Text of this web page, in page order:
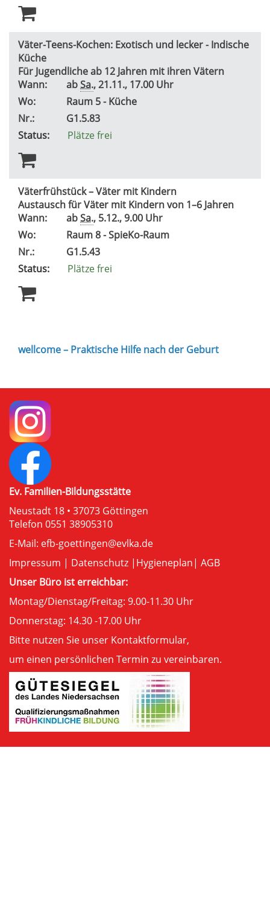
Väter-Teens-Kochen: Exotisch und lecker - Indische
Küche
Für Jugendliche ab 12 Jahren mit ihren Vätern
Wann:
abSa., 21.11., 17.00 Uhr
Wo:
Raum 5 - Küche
Nr.:
G1.5.83
Status:
Plätze frei
Väterfrühstück – Väter mit Kindern
Austausch für Väter mit Kindern von 1–6 Jahren
Wann:
abSa., 5.12., 9.00 Uhr
Wo:
Raum 8 - SpieKo-Raum
Nr.:
G1.5.43
Status:
Plätze frei
wellcome – Praktische Hilfe nach der Geburt
Ev. Familien-Bildungsstätte
Neustadt 18 • 37073 Göttingen
Telefon 0551 38905310
E-Mail: efb-goettingen@evlka.de
Impressum | Datenschutz | Hygieneplan| AGB
Unser Büro ist erreichbar:
Montag/Dienstag/Freitag: 9.00-11.30 Uhr
Donnerstag: 14.30 -17.00 Uhr
Bitte nutzen Sie unser Kontaktformular,
um einen persönlichen Termin zu vereinbaren.